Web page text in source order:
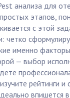
анализа для
этапов,
с этой
четко
именно
— выбор
рейтинги
впишется